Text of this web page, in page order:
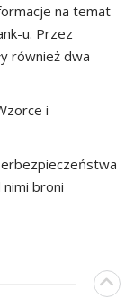
na temat
u. Przez
również dwa
i
broni